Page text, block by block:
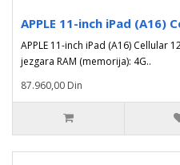
APPLE 11-inch iPad (A16)
APPLE 11-inch iPad (A16) Cellular
jezgara RAM (memorija): 4G..
87.960,00 Din